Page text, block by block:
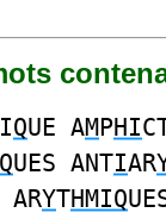
QUE AMPHI
UES ANTIAR
ARYTHMIQ